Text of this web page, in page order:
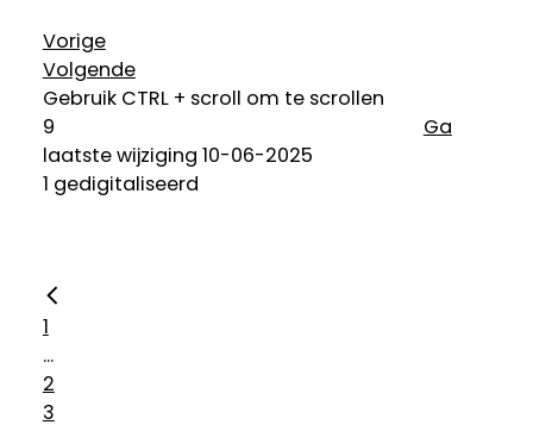
Vorige
Volgende
Gebruik CTRL + scroll om te scrollen
Ga
laatste wijziging 10-06-2025
1 gedigitaliseerd
1
...
2
3